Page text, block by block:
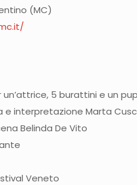
(MC)
5 burattini e un
e interpretazione Marta
Belinda De Vito
Veneto